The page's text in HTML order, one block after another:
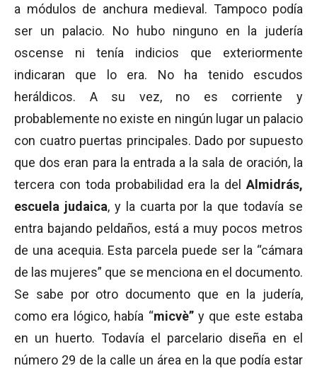
a módulos de anchura medieval. Tampoco podía
ser un palacio. No hubo ninguno en la judería
oscense ni tenía indicios que exteriormente
indicaran que lo era. No ha tenido escudos
heráldicos. A su vez, no es corriente y
probablemente no existe en ningún lugar un palacio
con cuatro puertas principales. Dado por supuesto
que dos eran para la entrada a la sala de oración, la
tercera con toda probabilidad era la del Almidrás,
escuela judaica, y la cuarta por la que todavía se
entra bajando peldaños, está a muy pocos metros
de una acequia. Esta parcela puede ser la “cámara
de las mujeres” que se menciona en el documento.
Se sabe por otro documento que en la judería,
como era lógico, había “micvè”y que este estaba
en un huerto. Todavía el parcelario diseña en el
número 29 de la calle un área en la que podía estar